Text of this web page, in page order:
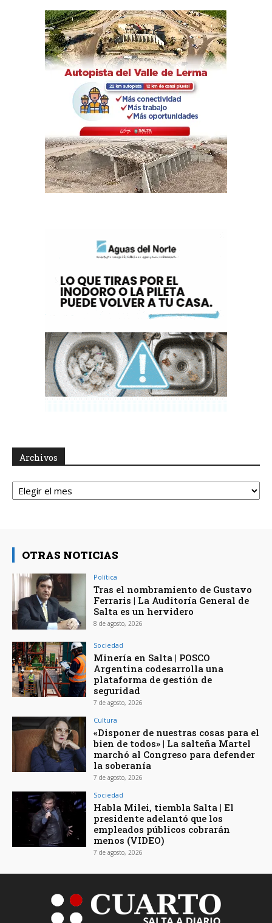
Archivos
Archivos
OTRAS NOTICIAS
Política
Tras el nombramiento de Gustavo
Ferraris | La Auditoría General de
Salta es un hervidero
8 de agosto, 2026
Sociedad
Minería en Salta | POSCO
Argentina codesarrolla una
plataforma de gestión de
seguridad
7 de agosto, 2026
Cultura
«Disponer de nuestras cosas para el
bien de todos» | La salteña Martel
marchó al Congreso para defender
la soberanía
7 de agosto, 2026
Sociedad
Habla Milei, tiembla Salta | El
presidente adelantó que los
empleados públicos cobrarán
menos (VIDEO)
7 de agosto, 2026